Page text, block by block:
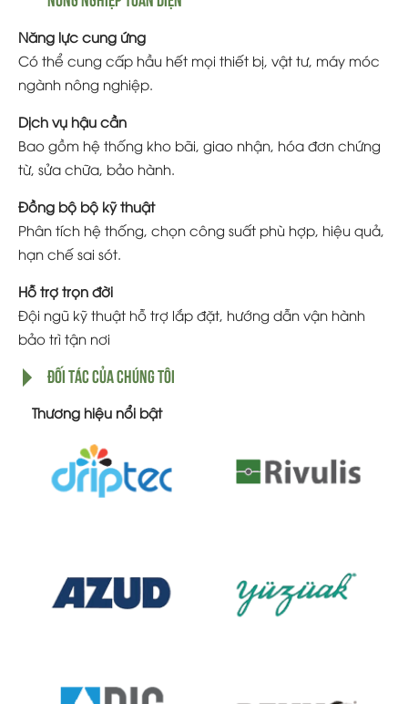
Năng lực cung ứng
Có thể cung cấp hầu hết mọi thiết bị, vật tư, máy móc
ngành nông nghiệp.
Dịch vụ hậu cần
Bao gồm hệ thống kho bãi, giao nhận, hóa đơn chứng
từ, sửa chữa, bảo hành.
Đồng bộ bộ kỹ thuật
Phân tích hệ thống, chọn công suất phù hợp, hiệu quả,
hạn chế sai sót.
Hỗ trợ trọn đời
Đội ngũ kỹ thuật hỗ trợ lắp đặt, hướng dẫn vận hành
bảo trì tận nơi
ĐỐI TÁC CỦA CHÚNG TÔI
Thương hiệu nổi bật